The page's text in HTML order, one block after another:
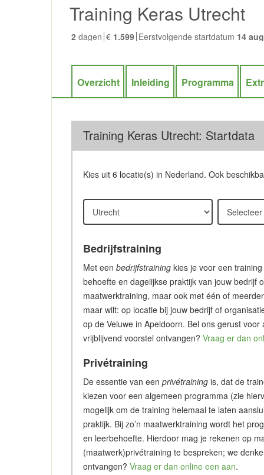
Training Keras Utrecht
2 dagen € 1.599 Eerstvolgende startdatum 14
Overzicht Inleiding Programma
Training Keras Utrecht: Startdata
Kies uit 6 locatie(s) in Nederland. Ook
Bedrijfstraining
Met een bedrijfstraining kies je voor een
behoefte en dagelijkse praktijk van jouw bedrijf
maatwerktraining, maar ook met één of
maar wilt: op locatie bij jouw bedrijf of
op de Veluwe in Apeldoorn. Bel ons gerust
vrijblijvend voorstel ontvangen? Vraag er dan
Privétraining
De essentie van een privétraining is, dat de
kiezen voor een algemeen programma (zie
mogelijk om de training helemaal te laten
praktijk. Bij zo’n maatwerktraining wordt het
en leerbehoefte. Hierdoor mag je rekenen op
(maatwerk)privétraining te bespreken; we
ontvangen? Vraag er dan online een aan.